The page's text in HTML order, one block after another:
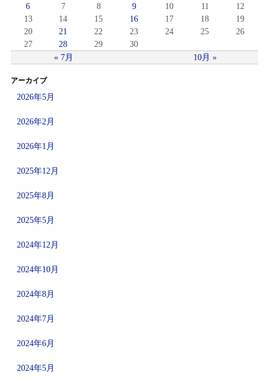
« 7月 10月 »
6
7 8 9 10 11
12
13
14 15 16 17 18
19
20
21 22 23 24 25
26
27
28 29 30
アーカイブ
2026年5月
2026年2月
2026年1月
2025年12月
2025年8月
2025年5月
2024年12月
2024年10月
2024年8月
2024年7月
2024年6月
2024年5月